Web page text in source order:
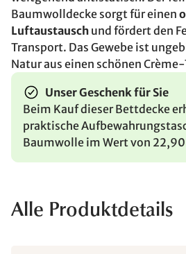
Baumwolldecke sorgt für einen
Luftaustausch und fördert den
Transport. Das Gewebe ist
Natur aus einen schönen
Unser Geschenk für Sie
Beim Kauf dieser Bettdecke
praktische
Baumwolle im Wert von
Alle Produktdetails